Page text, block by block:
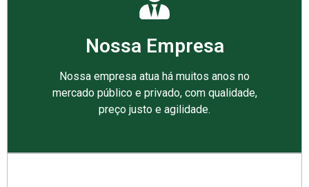
Nossa Empresa
Nossa empresa atua há muitos anos no
mercado público e privado, com qualidade,
preço justo e agilidade.